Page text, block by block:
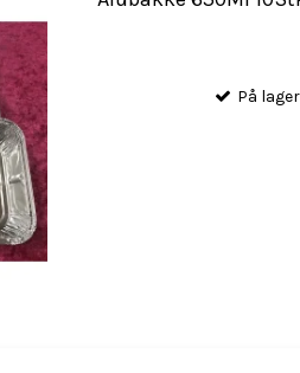
På lager